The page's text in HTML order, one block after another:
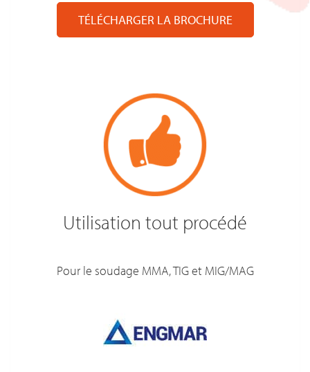
TÉLÉCHARGER LA BROCHURE
Utilisation tout procédé
Pour le soudage MMA, TIG et MIG/MAG